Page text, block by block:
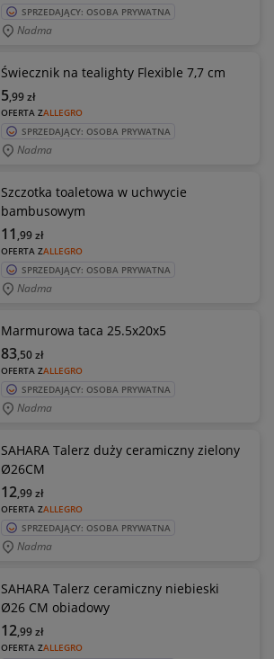
SPRZEDAJĄCY: OSOBA PRYWATNA
Nadma
Świecznik na tealighty Flexible 7,7 cm
OFERTA ZALLEGRO
5,99zł
SPRZEDAJĄCY: OSOBA PRYWATNA
Nadma
Szczotka toaletowa w uchwycie
bambusowym
OFERTA ZALLEGRO
11 ,99zł
SPRZEDAJĄCY: OSOBA PRYWATNA
Nadma
Marmurowa taca 25.5x20x5
OFERTA ZALLEGRO
83,50zł
SPRZEDAJĄCY: OSOBA PRYWATNA
Nadma
SAHARA Talerz duży ceramiczny zielony
Ø26CM
OFERTA ZALLEGRO
12,99zł
SPRZEDAJĄCY: OSOBA PRYWATNA
Nadma
SAHARA Talerz ceramiczny niebieski
Ø26 CM obiadowy
OFERTA ZALLEGRO
12,99zł